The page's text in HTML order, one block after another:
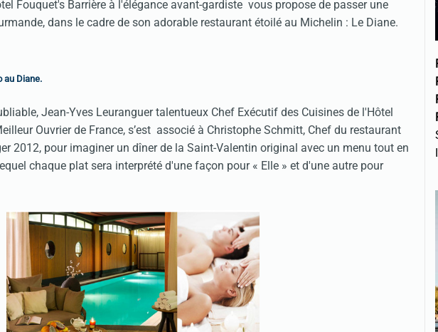
Fouquet's Barrière à l'élégance avant-gardiste vous propose de passer une
dans le cadre de son adorable restaurant étoilé au Michelin : Le Diane.
au Diane.
Jean-Yves Leuranguer talentueux Chef Exécutif des Cuisines de l'Hôtel
Ouvrier de France, s’est associé à Christophe Schmitt, Chef du restaurant
2012, pour imaginer un dîner de la Saint-Valentin original avec un menu tout en
chaque plat sera interprété d'une façon pour « Elle » et d'une autre pour